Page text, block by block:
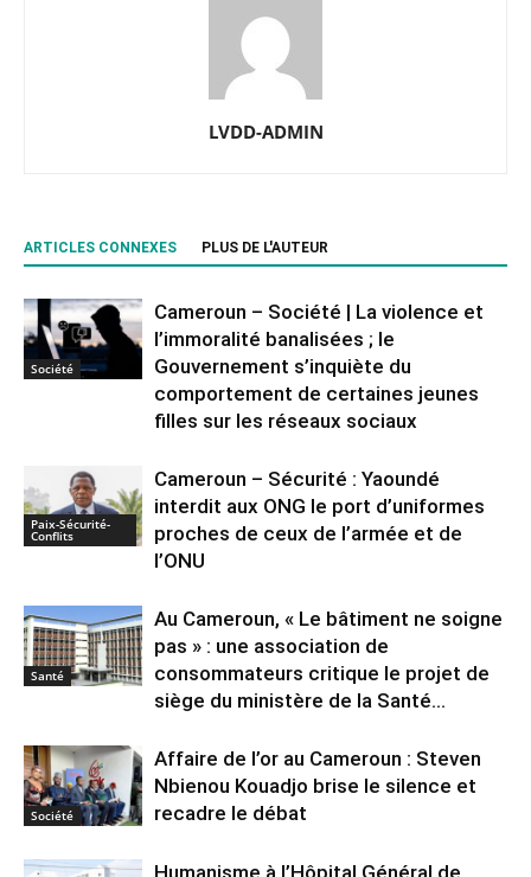
LVDD-ADMIN
ARTICLES CONNEXES PLUS DE L'AUTEUR
Société
Cameroun – Société | La violence et
l’immoralité banalisées ; le
Gouvernement s’inquiète du
comportement de certaines jeunes
filles sur les réseaux sociaux
Paix-Sécurité-
Conflits
Cameroun – Sécurité : Yaoundé
interdit aux ONG le port d’uniformes
proches de ceux de l’armée et de
l’ONU
Santé
Au Cameroun, « Le bâtiment ne soigne
pas » : une association de
consommateurs critique le projet de
siège du ministère de la Santé...
Société
Affaire de l’or au Cameroun : Steven
Nbienou Kouadjo brise le silence et
recadre le débat
Humanisme à l’Hôpital Général de